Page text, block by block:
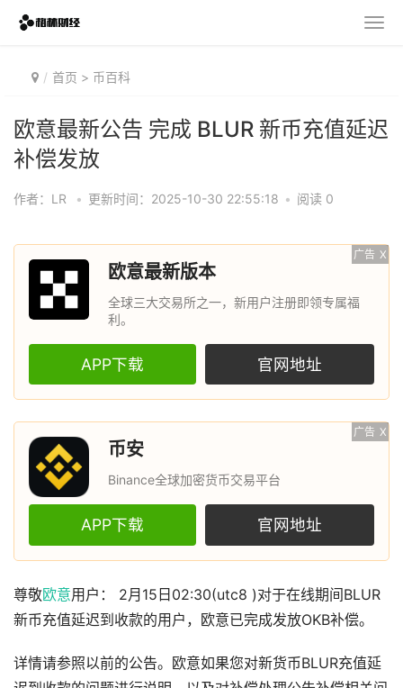
首页 > 币百科
欧意最新公告 完成 BLUR 新币充值延迟
补偿发放
作者：LR • 更新时间：2025-10-30 22:55:18 • 阅读 0
广告 X
欧意最新版本
全球三大交易所之一，新用户注册即领专属福
利。
APP下载 官网地址
广告 X
币安
Binance全球加密货币交易平台
APP下载 官网地址
尊敬欧意用户： 2月15日02:30(utc8 )对于在线期间BLUR
新币充值延迟到收款的用户，欧意已完成发放OKB补偿。
详情请参照以前的公告。欧意如果您对新货币BLUR充值延